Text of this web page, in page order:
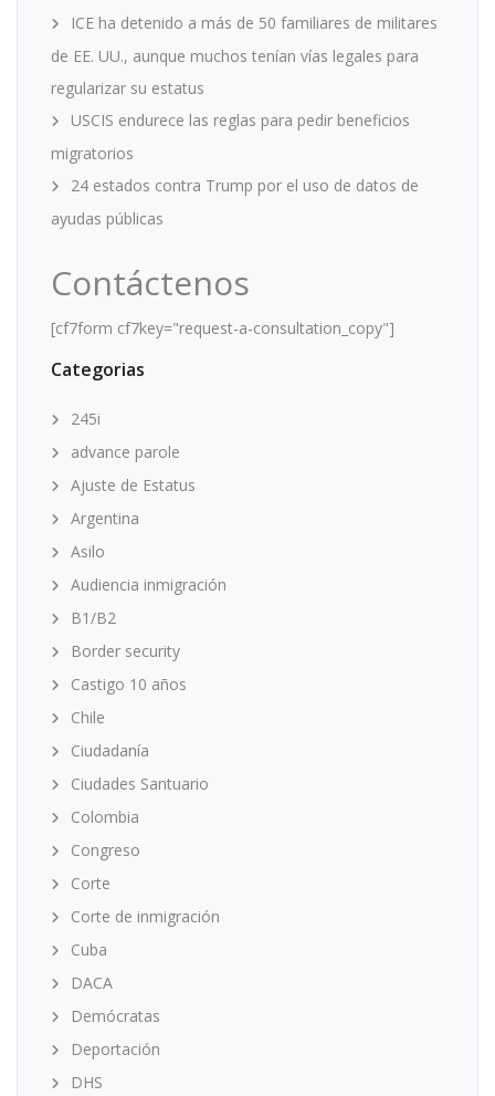
ICE ha detenido a más de 50 familiares de militares
de EE. UU., aunque muchos tenían vías legales para
regularizar su estatus
USCIS endurece las reglas para pedir beneficios
migratorios
24 estados contra Trump por el uso de datos de
ayudas públicas
Contáctenos
[cf7form cf7key="request-a-consultation_copy"]
Categorias
245i
advance parole
Ajuste de Estatus
Argentina
Asilo
Audiencia inmigración
B1/B2
Border security
Castigo 10 años
Chile
Ciudadanía
Ciudades Santuario
Colombia
Congreso
Corte
Corte de inmigración
Cuba
DACA
Demócratas
Deportación
DHS